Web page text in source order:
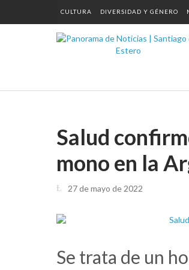
CULTURA DIVERSIDAD Y GÉNERO
Salud
mono en la
27 de mayo de 2022
Se trata de un